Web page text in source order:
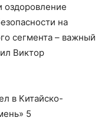
оздоровление
на
сегмента – важный
Виктор